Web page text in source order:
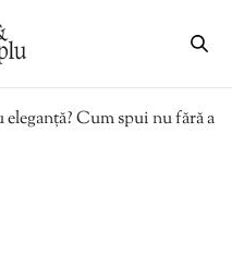
Cum spui nu fără a